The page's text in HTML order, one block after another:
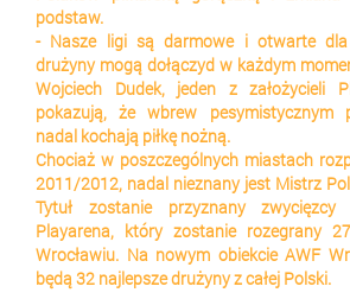
podstaw.
- Nasze ligi są darmowe i otwarte dla
drużyny mogą dołączyd w każdym
Wojciech Dudek, jeden z założycieli
pokazują, że wbrew pesymistycznym
nadal kochają piłkę nożną.
Chociaż w poszczególnych miastach
2011/2012, nadal nieznany jest Mistrz
Tytuł zostanie przyznany
Playarena, który zostanie rozegrany
Wrocławiu. Na nowym obiekcie AWF
będą 32 najlepsze drużyny z całej Polski.